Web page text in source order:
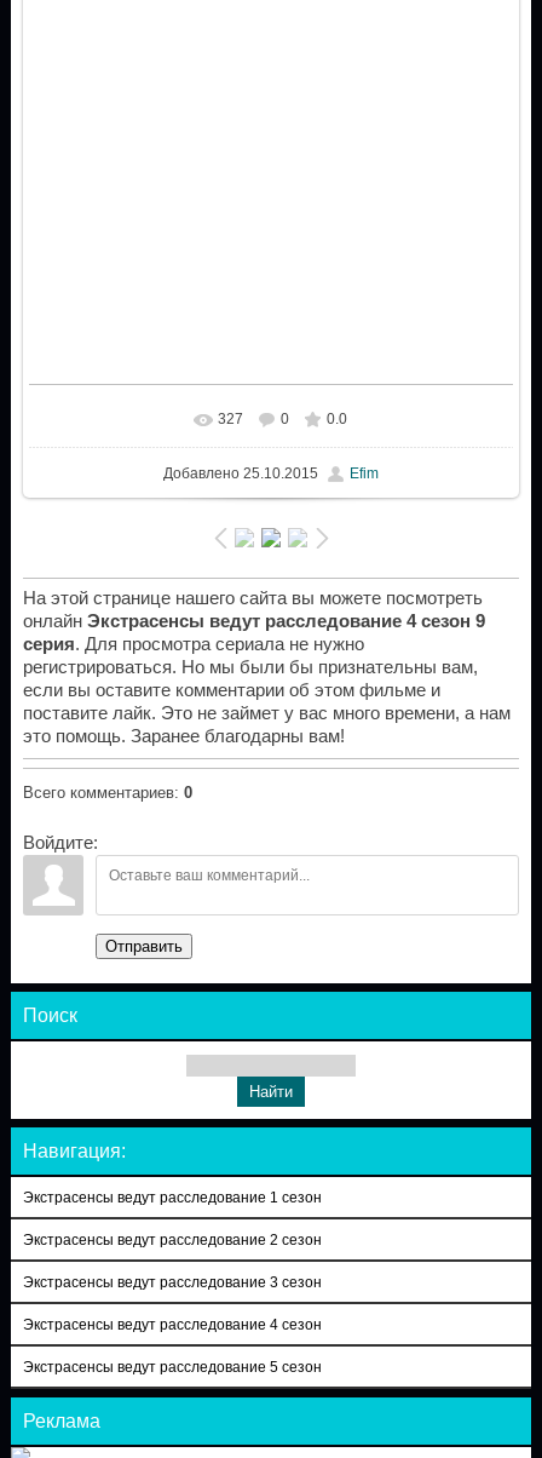
327 0 0.0
Добавлено25.10.2015 Efim
На этой странице нашего сайта вы можете посмотреть
онлайн Экстрасенсы ведут расследование 4 сезон 9
серия. Для просмотра сериала не нужно
регистрироваться. Но мы были бы признательны вам,
если вы оставите комментарии об этом фильме и
поставите лайк. Это не займет у вас много времени, а нам
это помощь. Заранее благодарны вам!
Всего комментариев: 0
Войдите:
Отправить
Поиск
Навигация:
Экстрасенсы ведут расследование 1 сезон
Экстрасенсы ведут расследование 2 сезон
Экстрасенсы ведут расследование 3 сезон
Экстрасенсы ведут расследование 4 сезон
Экстрасенсы ведут расследование 5 сезон
Реклама